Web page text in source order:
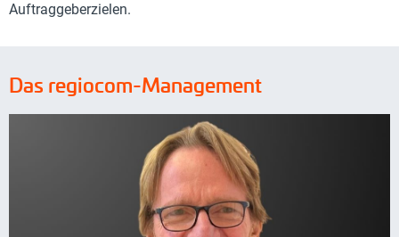
Auftraggeberzielen.
Das regiocom-Management